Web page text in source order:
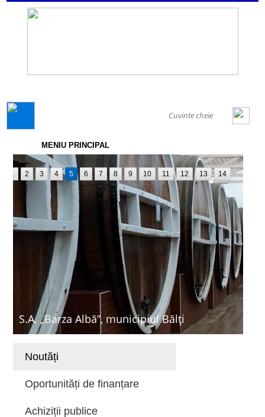
MENIU PRINCIPAL
S.A. „Barza Albă”, municipiul Bălți
1 2 3 4 5 6 7 8 9 10 11 12 13 14
Noutăți
Oportunități de finanțare
Achiziții publice